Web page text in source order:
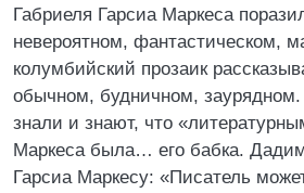
Габриеля Гарсиа Маркеса
невероятном, фантастическом,
колумбийский прозаик
обычном, будничном,
знали и знают, что
Маркеса была… его бабка.
Гарсиа Маркесу: «Писатель